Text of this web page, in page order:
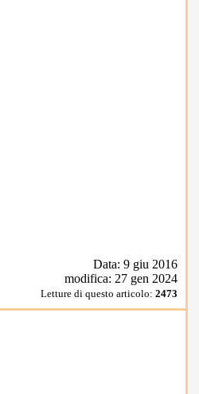
Data: 9 giu 2016
modifica: 27 gen 2024
Letture di questo articolo: 2473